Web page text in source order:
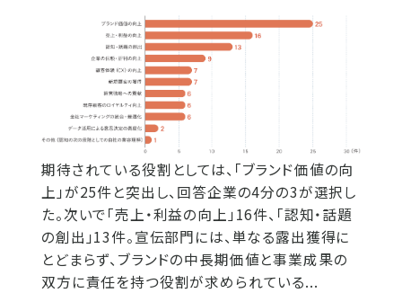
期待されている役割としては、「ブランド価値の向
上」が25件と突出し、回答企業の4分の3が選択し
た。次いで「売上・利益の向上」16件、「認知・話題
の創出」13件。宣伝部門には、単なる露出獲得に
とどまらず、ブランドの中長期価値と事業成果の
双方に責任を持つ役割が求められている...